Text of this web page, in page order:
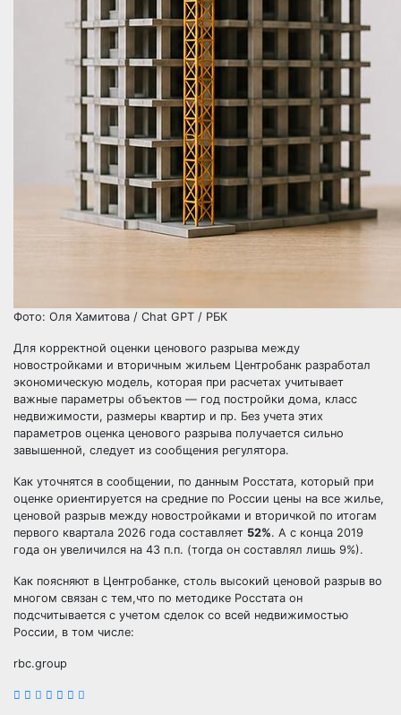
Фото: Оля Хамитова / Chat GPT / РБК
Для корректной оценки ценового разрыва между
новостройками и вторичным жильем Центробанк разработал
экономическую модель, которая при расчетах учитывает
важные параметры объектов — год постройки дома, класс
недвижимости, размеры квартир и пр. Без учета этих
параметров оценка ценового разрыва получается сильно
завышенной, следует из сообщения регулятора.
Как уточнятся в сообщении, по данным Росстата, который при
оценке ориентируется на средние по России цены на все жилье,
ценовой разрыв между новостройками и вторичкой по итогам
первого квартала 2026 года составляет 52%. А с конца 2019
года он увеличился на 43 п.п. (тогда он составлял лишь 9%).
Как поясняют в Центробанке, столь высокий ценовой разрыв во
многом связан с тем,что по методике Росстата он
подсчитывается с учетом сделок со всей недвижимостью
России, в том числе:
rbc.group